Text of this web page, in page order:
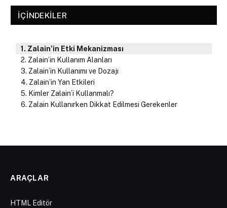
İÇINDEKILER
Zalain’in Etki Mekanizması
Zalain’in Kullanım Alanları
Zalain’in Kullanımı ve Dozajı
Zalain’in Yan Etkileri
Kimler Zalain’i Kullanmalı?
Zalain Kullanırken Dikkat Edilmesi Gerekenler
ARAÇLAR
HTML Editör